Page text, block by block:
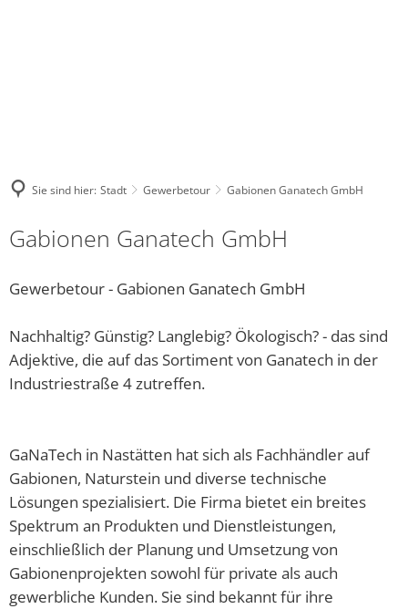
Friedhof
Gewerbetour
Bürgerservice online - Satzungen,
Grillhütte Hungerschied
Evangelische Gemeindebücherei
Veranstaltungen
Unsere Bienenhoheiten
Waldschwimmbad
Vielfalt Rhein-Lahn-Limes
Blaumachen
Soziale Einrichtungen
Freies WLAN
Jugendhaus Hahnenmühle
Nastätten-App
Sie sind hier: Stadt Gewerbetour Gabionen Ganatech GmbH
Gabionen Ganatech GmbH
Gewerbetour - Gabionen Ganatech GmbH
Nachhaltig? Günstig? Langlebig? Ökologisch? - das sind
Adjektive, die auf das Sortiment von Ganatech in der
Industriestraße 4 zutreffen.
GaNaTech in Nastätten hat sich als Fachhändler auf
Gabionen, Naturstein und diverse technische
Lösungen spezialisiert. Die Firma bietet ein breites
Spektrum an Produkten und Dienstleistungen,
einschließlich der Planung und Umsetzung von
Gabionenprojekten sowohl für private als auch
gewerbliche Kunden. Sie sind bekannt für ihre